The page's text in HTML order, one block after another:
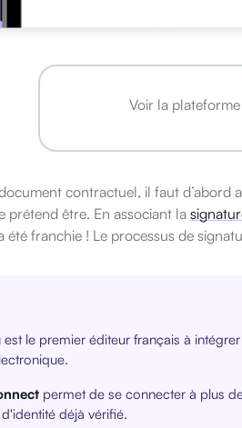
Voir la
contractuel, il faut d’abord
prétend être. En associant la
été franchie ! Le processus de
est le premier éditeur français à
permet de se connecter à plus
déjà vérifié.